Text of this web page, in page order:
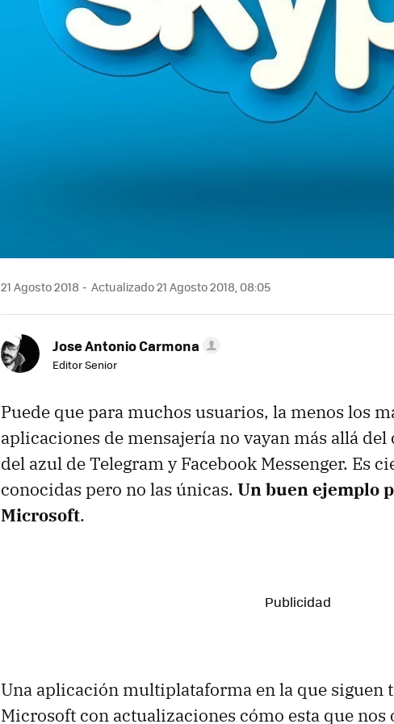
21 Agosto 2018 Actualizado 21 Agosto 2018, 08:05
Jose Antonio Carmona
Editor Senior
Puede que para muchos usuarios, la menos los
aplicaciones de mensajería no vayan más allá
del azul de Telegram y Facebook Messenger. Es
conocidas pero no las únicas. Un buen ejemplo
Microsoft.
Una aplicación multiplataforma en la que siguen
Microsoft con actualizaciones cómo esta que nos